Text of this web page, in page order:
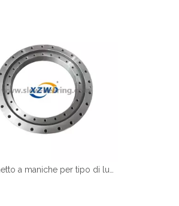
Cuscinetto a maniche per tipo di luce xzwd per la macchina per alimenti